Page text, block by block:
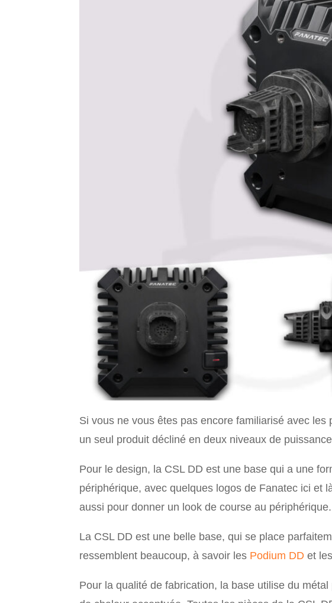
Si vous ne vous êtes pas encore familiarisé avec
un seul produit décliné en deux niveaux de
Pour le design, la CSL DD est une base qui a une
périphérique, avec quelques logos de Fanatec ici et
aussi pour donner un look de course au périphérique.
La CSL DD est une belle base, qui se place
ressemblent beaucoup, à savoir les Podium DD et les
Pour la qualité de fabrication, la base utilise du